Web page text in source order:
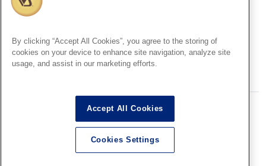
天使のすみか・神戸店
天使のすみか・福岡店
創作造形©造形村/ボークス
Super Dollfie®、スーパードルフィー®は、株式会社ボークスの登録
Dollfie Dream®、ドルフィードリーム®は、株式会社ボークスの登録
By clicking “Accept All Cookies”, you agree to the storing of
cookies on your device to enhance site navigation, analyze site
usage, and assist in our marketing efforts.
Accept All Cookies
Cookies Settings